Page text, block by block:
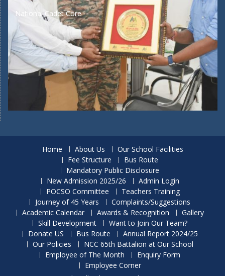
National Cadet Core
Home About Us
Our School Facilities
Fee Structure
Bus Route
Mandatory Public Disclosure
New Admission 2025/26
Admin Login
POCSO Committee
Teachers Training
Journey of 45 Years
Complaints/Suggestions
Academic Calendar
Awards & Recognition
Gallery
Skill Development
Want to Join Our Team?
Donate US
Bus Route
Annual Report 2024/25
Our Policies
NCC 65th Battalion at Our School
Employee of The Month
Enquiry Form
Employee Corner